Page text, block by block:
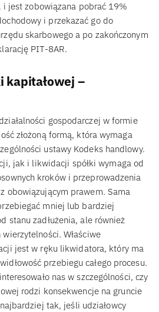
i jest zobowiązana pobrać 19%
i przekazać go do
skarbowego a po zakończonym
PIT-8AR.
kapitałowej –
gospodarczej w formie
złożoną formą, która wymaga
ustawy Kodeks handlowy.
jak i likwidacji spółki wymaga od
kroków i przeprowadzenia
obowiązującym prawem. Sama
mniej lub bardziej
stanu zadłużenia, ale również
Właściwe
jest w ręku likwidatora, który ma
przebiegu całego procesu.
nas w szczególności, czy
rodzi konsekwencje na gruncie
tak, jeśli udziałowcy